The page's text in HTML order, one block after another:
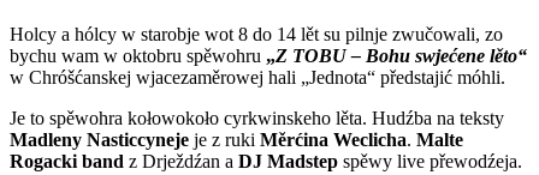
Holcy a hólcy w starobje wot 8 do 14 lět su pilnje zwučowali, zo
bychu wam w oktobru spěwohru „Z TOBU – Bohu swjećene lěto“
w Chróšćanskej wjacezaměrowej hali „Jednota“ předstajić móhli.
Je to spěwohra kołowokoło cyrkwinskeho lěta. Hudźba na teksty
Madleny Nasticcyneje je z ruki Měrćina Weclicha. Malte
Rogacki band z Drježdźan a DJ Madstep spěwy live přewodźeja.